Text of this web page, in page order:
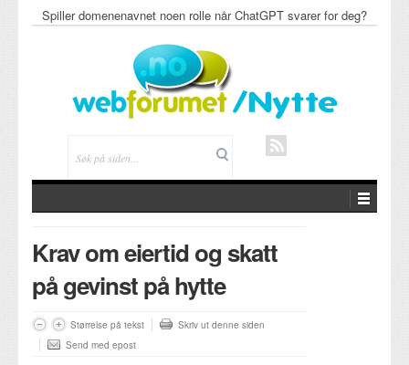
Spiller domenenavnet noen rolle når ChatGPT svarer for deg?
Krav om eiertid og skatt
på gevinst på hytte
Størrelse på tekst
Skriv ut denne siden
Send med epost